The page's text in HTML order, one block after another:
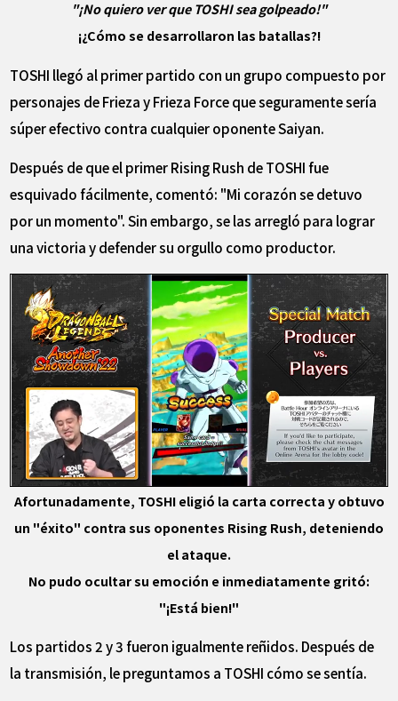
"¡No quiero ver que TOSHI sea golpeado!"
¡¿Cómo se desarrollaron las batallas?!
TOSHI llegó al primer partido con un grupo compuesto por
personajes de Frieza y Frieza Force que seguramente sería
súper efectivo contra cualquier oponente Saiyan.
Después de que el primer Rising Rush de TOSHI fue
esquivado fácilmente, comentó: "Mi corazón se detuvo
por un momento". Sin embargo, se las arregló para lograr
una victoria y defender su orgullo como productor.
Afortunadamente, TOSHI eligió la carta correcta y obtuvo
un "éxito" contra sus oponentes Rising Rush, deteniendo
el ataque.
No pudo ocultar su emoción e inmediatamente gritó:
"¡Está bien!"
Los partidos 2 y 3 fueron igualmente reñidos. Después de
la transmisión, le preguntamos a TOSHI cómo se sentía.